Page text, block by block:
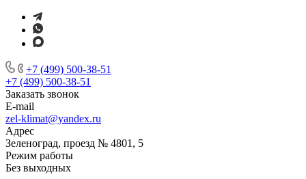
+7 (499) 500-38-51
+7 (499) 500-38-51
Заказать звонок
E-mail
zel-klimat@yandex.ru
Адрес
Зеленоград, проезд № 4801, 5
Режим работы
Без выходных